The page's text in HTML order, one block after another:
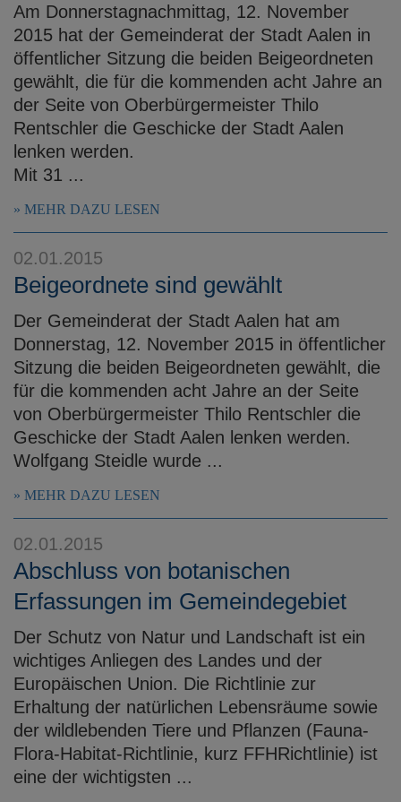
Am Donnerstagnachmittag, 12. November
2015 hat der Gemeinderat der Stadt Aalen in
öffentlicher Sitzung die beiden Beigeordneten
gewählt, die für die kommenden acht Jahre an
der Seite von Oberbürgermeister Thilo
Rentschler die Geschicke der Stadt Aalen
lenken werden.
Mit 31 ...
MEHR DAZU LESEN
02.01.2015
Beigeordnete sind gewählt
Der Gemeinderat der Stadt Aalen hat am
Donnerstag, 12. November 2015 in öffentlicher
Sitzung die beiden Beigeordneten gewählt, die
für die kommenden acht Jahre an der Seite
von Oberbürgermeister Thilo Rentschler die
Geschicke der Stadt Aalen lenken werden.
Wolfgang Steidle wurde ...
MEHR DAZU LESEN
02.01.2015
Abschluss von botanischen
Erfassungen im Gemeindegebiet
Der Schutz von Natur und Landschaft ist ein
wichtiges Anliegen des Landes und der
Europäischen Union. Die Richtlinie zur
Erhaltung der natürlichen Lebensräume sowie
der wildlebenden Tiere und Pflanzen (Fauna-
Flora-Habitat-Richtlinie, kurz FFHRichtlinie) ist
eine der wichtigsten ...